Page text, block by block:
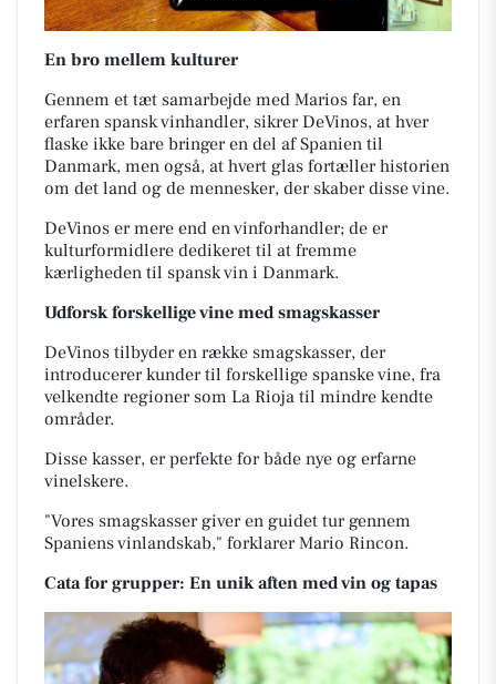
En bro mellem kulturer
Gennem et tæt samarbejde med Marios far, en
erfaren spansk vinhandler, sikrer DeVinos, at hver
flaske ikke bare bringer en del af Spanien til
Danmark, men også, at hvert glas fortæller historien
om det land og de mennesker, der skaber disse vine.
DeVinos er mere end en vinforhandler; de er
kulturformidlere dedikeret til at fremme
kærligheden til spansk vin i Danmark.
Udforsk forskellige vine med smagskasser
DeVinos tilbyder en række smagskasser, der
introducerer kunder til forskellige spanske vine, fra
velkendte regioner som La Rioja til mindre kendte
områder.
Disse kasser, er perfekte for både nye og erfarne
vinelskere.
"Vores smagskasser giver en guidet tur gennem
Spaniens vinlandskab," forklarer Mario Rincon.
Cata for grupper: En unik aften med vin og tapas